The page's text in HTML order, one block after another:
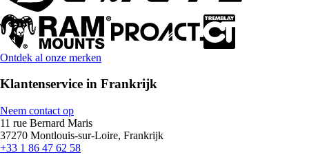
Ontdek al onze merken
Klantenservice in Frankrijk
Neem contact op
11 rue Bernard Maris
37270 Montlouis-sur-Loire, Frankrijk
+33 1 86 47 62 58